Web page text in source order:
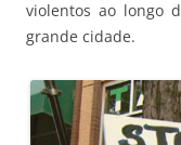
violentos ao longo
grande cidade.